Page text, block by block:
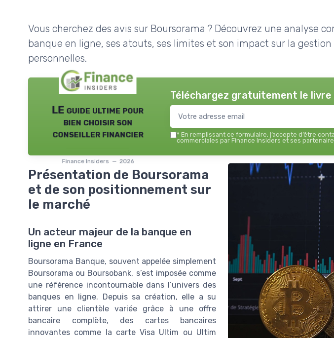
Vous cherchez des avis sur Boursorama ? Découvrez une analyse
banque en ligne, ses atouts, ses limites et son impact sur la gestion
personnelles.
LE guide ultime pour
bien choisir son
conseiller financier
Finance Insiders — 2026
Téléchargez gratuitement le livre
* En remplissant ce formulaire, j’accepte d’être
commerciales par Finance Insiders et ses
Présentation de Boursorama
et de son positionnement sur
le marché
Un acteur majeur de la banque en
ligne en France
Boursorama Banque, souvent appelée simplement
Boursorama ou Boursobank, s’est imposée comme
une référence incontournable dans l’univers des
banques en ligne. Depuis sa création, elle a su
attirer une clientèle variée grâce à une offre
bancaire complète, des cartes bancaires
innovantes comme la carte Visa Ultim ou Ultim